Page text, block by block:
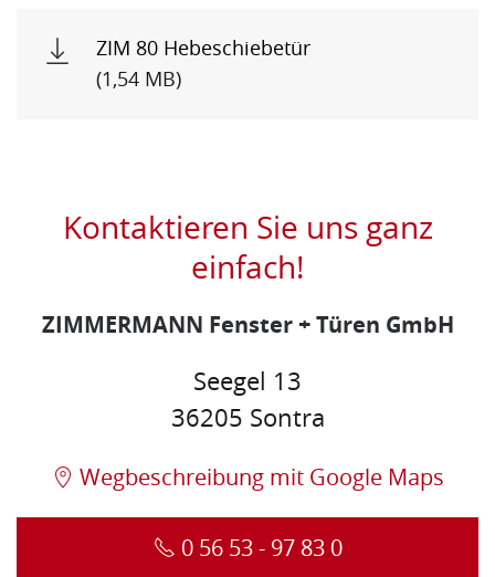
ZIM 80 Hebeschiebetür
(1,54 MB)
Kontaktieren Sie uns ganz
einfach!
ZIMMERMANN Fenster + Türen GmbH
Seegel 13
36205 Sontra
Wegbeschreibung mit Google Maps
0 56 53 - 97 83 0